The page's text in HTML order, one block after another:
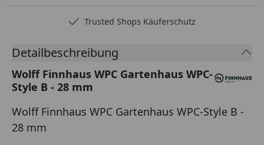
Trusted Shops Käuferschutz
Detailbeschreibung
Wolff Finnhaus WPC Gartenhaus WPC-
Style B - 28 mm
Wolff Finnhaus WPC Gartenhaus WPC-Style B -
28 mm